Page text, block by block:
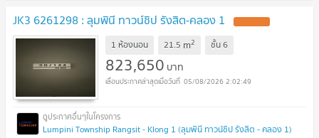
JK3 6261298 : ลุมพินี ทาวน์ชิป รังสิต-คลอง 1
1 ห้องนอน 21.5 m2 ชั้น6
823,650 บาท
05/08/2026 2:02:49
Lumpini Township Rangsit - Klong 1 (ลุมพินี ทาวน์ชิป รังสิต - คลอง 1)